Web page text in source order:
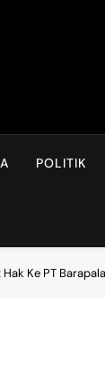
POLITIK
Hak Ke PT